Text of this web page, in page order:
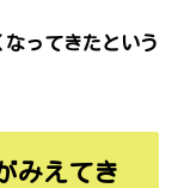
ってきたという
みえてき